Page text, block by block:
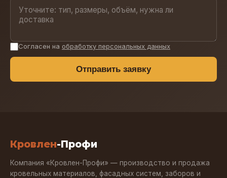
Согласен на обработку персональных данных
Отправить заявку
Кровлен-Профи
Компания «Кровлен-Профи» — производство и продажа
кровельных материалов, фасадных систем, заборов и